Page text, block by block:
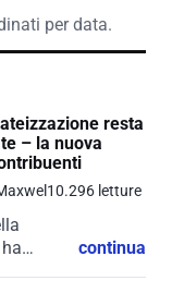
per data.
resta
– la nuova
10.296 letture
continua